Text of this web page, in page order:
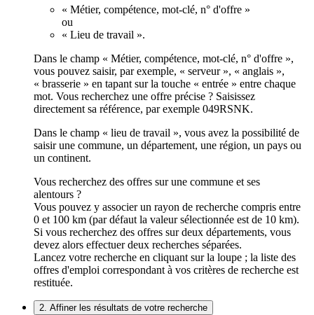
« Métier, compétence, mot-clé, n° d'offre »
ou
« Lieu de travail ».
Dans le champ « Métier, compétence, mot-clé, n° d'offre »,
vous pouvez saisir, par exemple, « serveur », « anglais »,
« brasserie » en tapant sur la touche « entrée » entre chaque
mot. Vous recherchez une offre précise ? Saisissez
directement sa référence, par exemple 049RSNK.
Dans le champ « lieu de travail », vous avez la possibilité de
saisir une commune, un département, une région, un pays ou
un continent.
Vous recherchez des offres sur une commune et ses
alentours ?
Vous pouvez y associer un rayon de recherche compris entre
0 et 100 km (par défaut la valeur sélectionnée est de 10 km).
Si vous recherchez des offres sur deux départements, vous
devez alors effectuer deux recherches séparées.
Lancez votre recherche en cliquant sur la loupe ; la liste des
offres d'emploi correspondant à vos critères de recherche est
restituée.
2. Affiner les résultats de votre recherche